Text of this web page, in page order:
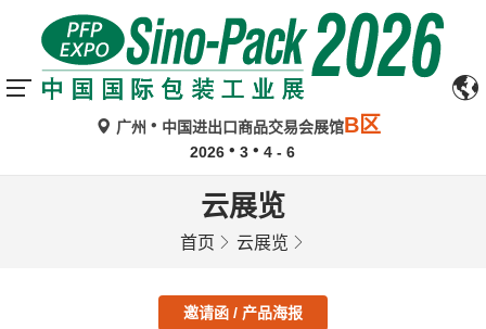
广州 中国进出口商品交易会展馆B区
2026 3 4 - 6
云展览
首页 云展览
邀请函 / 产品海报